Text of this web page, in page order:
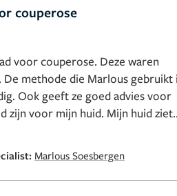
couperose
voor couperose. Deze waren
methode die Marlous gebruikt
Ook geeft ze goed advies voor
mijn huid. Mijn huid ziet
er blij mee.
Marlous Soesbergen